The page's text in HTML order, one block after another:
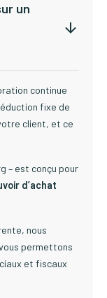
un
continue
fixe de
client, et ce
– est conçu pour
d’achat
nous
permettons
et fiscaux